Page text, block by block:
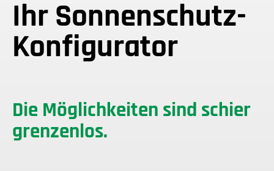
Ihr Sonnenschutz-
Konfigurator
Die Möglichkeiten sind schier
grenzenlos.